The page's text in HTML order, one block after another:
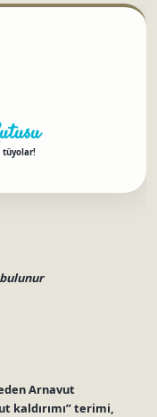
tüyolar!
Arnavut
kaldırımı” terimi,